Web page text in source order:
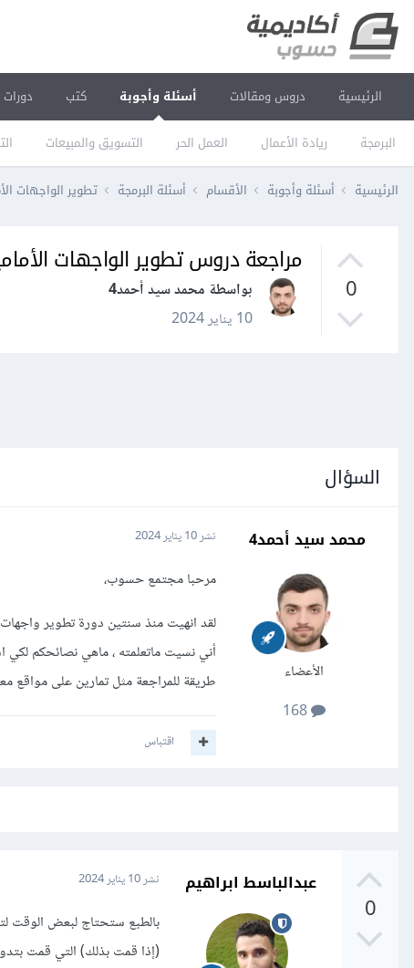
الرئيسية دروس ومقالات أسئلة وأجوبة
البرمجة ريادة الأعمال العمل الحر التسويق والمبيعات
كتب دورات
الرئيسية أسئلة وأجوبة الأقسام أسئلة البرمجة تطوير الواجهات
0
مراجعة دروس تطوير الواجهات
بواسطة محمد سيد أحمد4
10 يناير 2024
السؤال
محمد سيد أحمد4
الأعضاء
168
نشر10 يناير 2024
مرحبا مجتمع حسوب،
لقد انهيت منذ سنتين دورة تطوير
أني نسيت ماتعلمته ، ماهي نصائحكم
طريقة للمراجعة مثل تمارين على مواقع
اقتباس
0
عبدالباسط ابراهيم نشر10 يناير 2024
بالطبع ستحتاج لبعض الوقت
(إذا قمت بذلك) التي قمت